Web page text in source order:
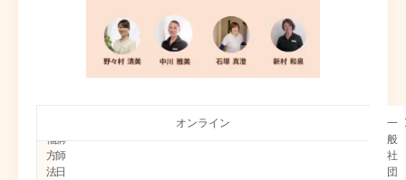
催
日
時
講
師
日
催
方
法
オンライン
会
場
講
師
技
術
講
師
セ
ミ
ナ
ー
一
般
社
団